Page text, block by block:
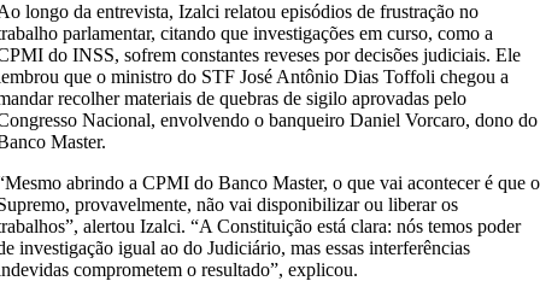
longo da entrevista, Izalci relatou episódios de frustração no
parlamentar, citando que investigações em curso, como a
do INSS, sofrem constantes reveses por decisões judiciais. Ele
que o ministro do STF José Antônio Dias Toffoli chegou a
recolher materiais de quebras de sigilo aprovadas pelo
Nacional, envolvendo o banqueiro Daniel Vorcaro, dono do
Master.
abrindo a CPMI do Banco Master, o que vai acontecer é que o
provavelmente, não vai disponibilizar ou liberar os
alertou Izalci. “A Constituição está clara: nós temos poder
investigação igual ao do Judiciário, mas essas interferências
comprometem o resultado”, explicou.